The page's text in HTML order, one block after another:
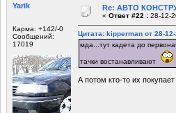
Yarik
Карма: +142/-0
Сообщений:
17019
Re: АВТО
« Ответ #22 : 28-12-
Цитата: kipperman от 28-
мда...тут кадета до
тачки востанавливают
А потом кто-то их